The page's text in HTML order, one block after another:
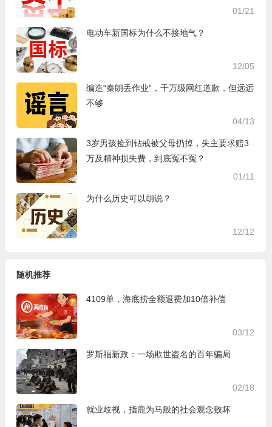
01/21
电动车新国标为什么不接地气？
12/05
编造“秦朗丢作业”，千万级网红道歉，但远远
不够
04/13
3岁男孩捡到钻戒被父母扔掉，失主要求赔3
万及精神损失费，到底冤不冤？
01/11
为什么历史可以胡说？
12/12
随机推荐
4109单，海底捞全额退费加10倍补偿
03/12
罗斯福新政：一场欺世盗名的百年骗局
02/18
就业歧视，指鹿为马般的社会观念败坏